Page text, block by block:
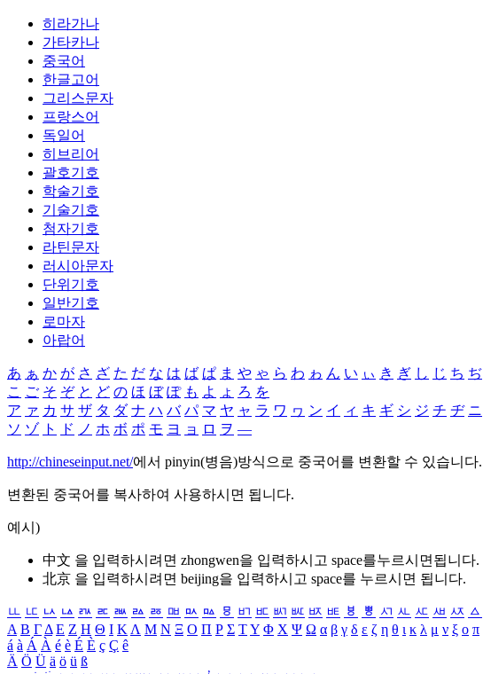
히라가나
가타카나
중국어
한글고어
그리스문자
프랑스어
독일어
히브리어
괄호기호
학술기호
기술기호
첨자기호
라틴문자
러시아문자
단위기호
일반기호
로마자
아랍어
あ ぁ か が さ ざ た だ な は ば ぱ ま や ゃ ら わ ゎ ん い ぃ き ぎ し じ ち ぢ
こ ご そ ぞ と ど の ほ ぼ ぽ も よ ょ ろ を
ア ァ カ サ ザ タ ダ ナ ハ バ パ マ ヤ ャ ラ ワ ヮ ン イ ィ キ ギ シ ジ チ ヂ ニ
ソ ゾ ト ド ノ ホ ボ ポ モ ヨ ョ ロ ヲ ―
http://chineseinput.net/에서 pinyin(병음)방식으로 중국어를 변환할 수 있습니다.
변환된 중국어를 복사하여 사용하시면 됩니다.
예시)
中文 을 입력하시려면 zhongwen을 입력하시고 space를누르시면됩니다.
北京 을 입력하시려면 beijing을 입력하시고 space를 누르시면 됩니다.
ㅥ ㅦ ㅧ ㅨ ㅩ ㅪ ㅫ ㅬ ㅭ ㅮ ㅯ ㅰ ㅱ ㅲ ㅳ ㅴ ㅵ ㅶ ㅷ ㅸ ㅹ ㅺ ㅻ ㅼ ㅽ ㅾ ㅿ
Α Β ΓΔ Ε Ζ Η Θ Ι ΚΛ Μ Ν Ξ Ο Π Ρ Σ ΤΥ Φ Χ Ψ Ω α β γ δ ε ζ η θ ι κ λ μ ν ξ ο π
á à Á À é è É È ç Ç ê
Ä Ö Ü ä ö ü ß